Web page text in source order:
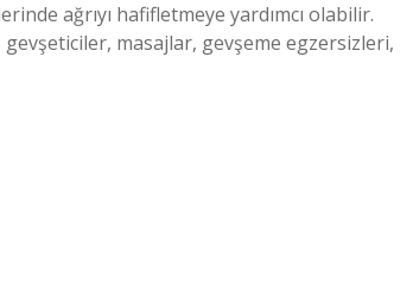
ağrıyı hafifletmeye yardımcı olabilir.
gevşeticiler, masajlar, gevşeme egzersizleri,